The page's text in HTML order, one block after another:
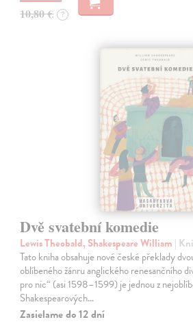
10,80 € ?
Dvě svatební komedie
Lewis Theobald, Shakespeare William |
Tato kniha obsahuje nové české překlady
oblíbeného žánru anglického renesančního
pro nic“ (asi 1598–1599) je jednou z
Shakespearových…
Zasielame do 12 dní